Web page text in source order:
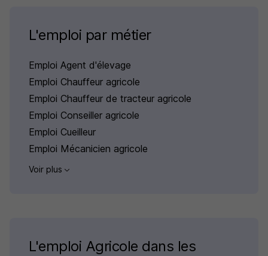
L'emploi par métier
Emploi Agent d'élevage
Emploi Chauffeur agricole
Emploi Chauffeur de tracteur agricole
Emploi Conseiller agricole
Emploi Cueilleur
Emploi Mécanicien agricole
Voir plus
L'emploi Agricole dans les